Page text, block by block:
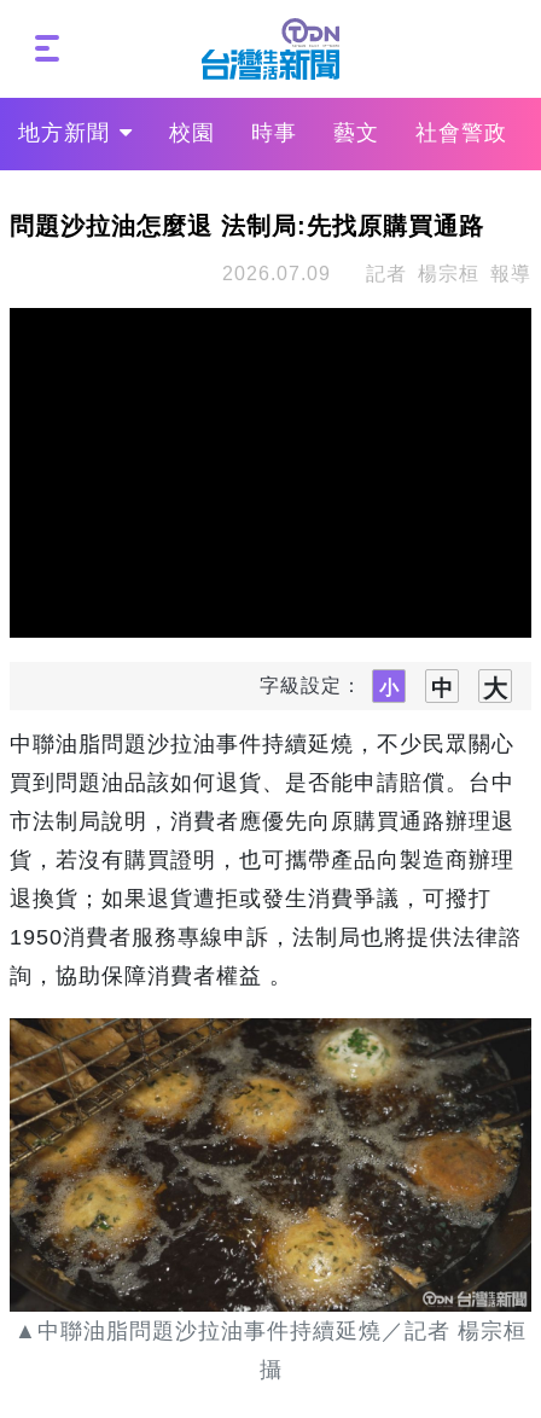
地方新聞 校園 時事 藝文 社會警政
問題沙拉油怎麼退 法制局:先找原購買通路
2026.07.09 記者 楊宗桓 報導
字級設定：
中聯油脂問題沙拉油事件持續延燒，不少民眾關心
買到問題油品該如何退貨、是否能申請賠償。台中
市法制局說明，消費者應優先向原購買通路辦理退
貨，若沒有購買證明，也可攜帶產品向製造商辦理
退換貨；如果退貨遭拒或發生消費爭議，可撥打
1950消費者服務專線申訴，法制局也將提供法律諮
詢，協助保障消費者權益 。
▲中聯油脂問題沙拉油事件持續延燒／記者 楊宗桓
攝